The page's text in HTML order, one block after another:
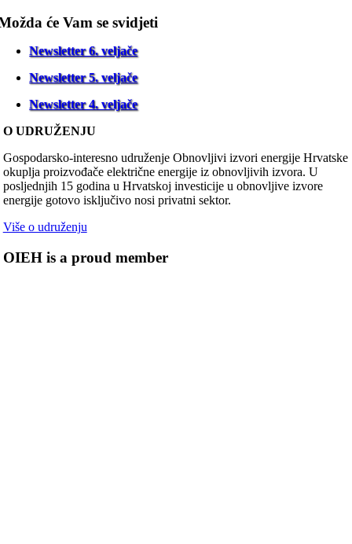
će Vam se svidjeti
Newsletter 6. veljače
Newsletter 5. veljače
Newsletter 4. veljače
O UDRUŽENJU
Gospodarsko-interesno udruženje Obnovljivi izvori energije Hrvatske
okuplja proizvođače električne energije iz obnovljivih izvora. U
posljednjih 15 godina u Hrvatskoj investicije u obnovljive izvore
energije gotovo isključivo nosi privatni sektor.
Više o udruženju
OIEH is a proud member